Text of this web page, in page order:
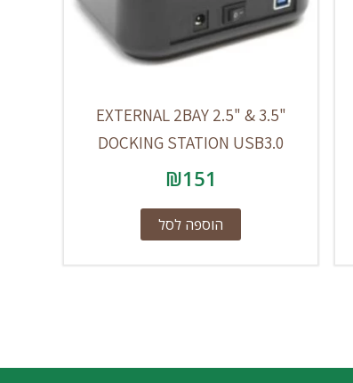
EXTERNAL 2BAY 2.5" & 3.5"
DOCKING STATION USB3.0
₪151
הוספה לסל